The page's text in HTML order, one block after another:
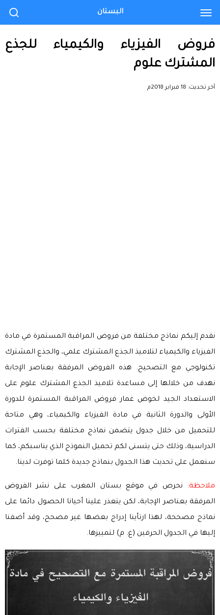
فروض الفيزياء والكيمياء للجذع
المشترك علوم
آخر تحديث: 18 فبراير 2018م
نقدم إليكم نماذج مختلفة من فروض المراقبة المستمرة في مادة
الفيزياء والكيمياء لتلاميذ الجذع المشترك علمي، والجذع المشترك
تكنولوجي مع التصحيح. هذه الفروض المرفقة بعناصر الإجابة
نهدف من خلالها إلى مساعدة تلاميذ الجذع المشترك علوم على
الاستعداد الجيد لخوض غمار فروض المراقبة المستمرة للدورة
الأولى والدورة الثانية في مادة الفيزياء والكيمياء، وهي متاحة
للتحميل من خلال جدول يتضمن نماذج مختلفة بحسب الفترات
الدراسية، وذلك حتى يتسنى لكم تحميل النموذج الذي يناسبكم، كما
سنعمل على تحديث هذا الجدول بنماذج جديدة كلما توفرت لدينا.
ملاحظة:
نحرص في موقع بستان المغرب على نشر الفروض
المرفقة بعناصر الإجابة، لكن يتعذر علينا أحيانا الحصول دائما على
نماذج مصححة، لهذا ارتأينا إدراج بعضها غير مصحح، وقد أضفنا
إليها في الجدول الحرفين (غ. م) لتمييزها.
البستان